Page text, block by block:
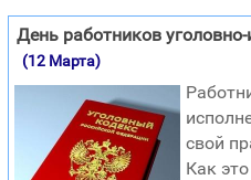
День работников
(12 Марта)
свой
Как